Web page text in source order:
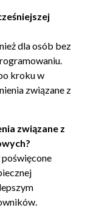
(67)
przy użyciu
poprzez ich
dla osób bez
kroku w
związane z
związane z
poświęcone